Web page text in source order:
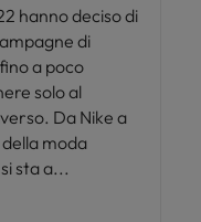
hanno deciso di
di
a poco
solo al
Da Nike a
moda
sta a